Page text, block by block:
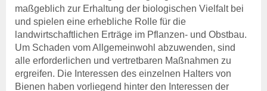
maßgeblich zur Erhaltung der biologischen Vielfalt bei
und spielen eine erhebliche Rolle für die
landwirtschaftlichen Erträge im Pflanzen- und Obstbau.
Um Schaden vom Allgemeinwohl abzuwenden, sind
alle erforderlichen und vertretbaren Maßnahmen zu
ergreifen. Die Interessen des einzelnen Halters von
Bienen haben vorliegend hinter den Interessen der